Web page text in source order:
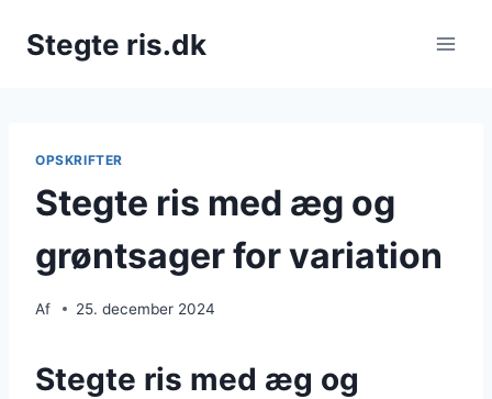
Stegte ris.dk
OPSKRIFTER
Stegte ris med æg og
grøntsager for variation
Af 25. december 2024
Stegte ris med æg og